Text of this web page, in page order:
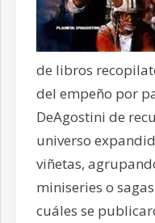
de libros
del empeño por
DeAgostini de
universo
viñetas,
miniseries o
cuáles se